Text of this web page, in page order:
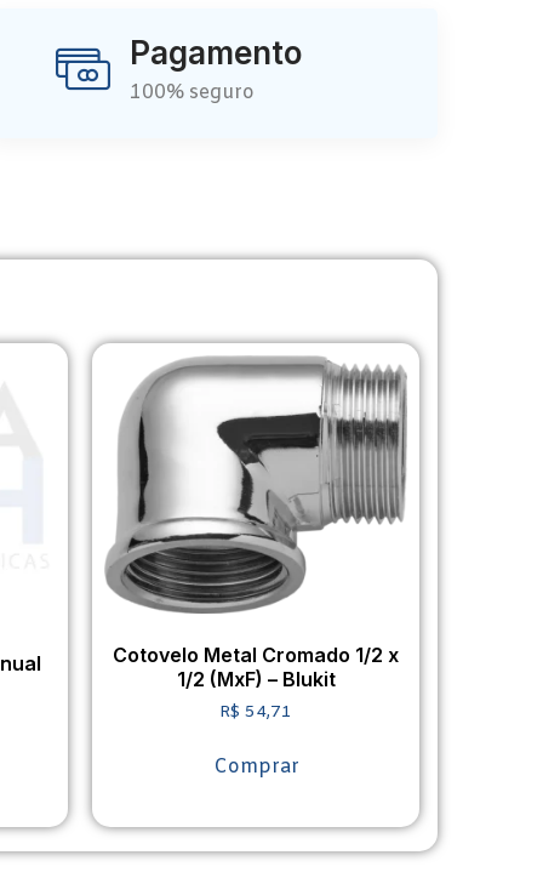
Pagamento
100% seguro
Cotovelo Metal Cromado 1/2 x
1/2 (MxF) – Blukit
R$ 54,71
Comprar